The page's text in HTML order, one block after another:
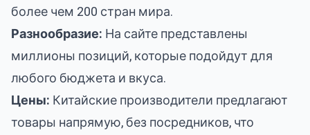
более чем 200 стран мира.
Разнообразие: На сайте представлены
миллионы позиций, которые подойдут для
любого бюджета и вкуса.
Цены: Китайские производители предлагают
товары напрямую, без посредников, что